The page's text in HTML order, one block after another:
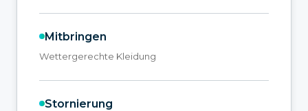
Mitbringen
Wettergerechte Kleidung
Stornierung